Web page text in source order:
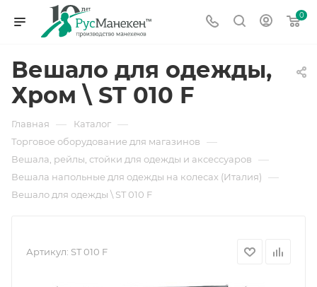
0
Вешало для одежды,
Хром \ ST 010 F
Главная — Каталог —
Торговое оборудование для магазинов —
Вешала, рейлы, стойки для одежды и аксессуаров —
Вешала напольные для одежды на колесах (Италия) —
Вешало для одежды \ ST 010 F
Артикул: ST 010 F